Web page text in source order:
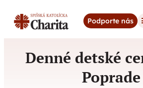
Podporte nás
Denné detské
Poprade